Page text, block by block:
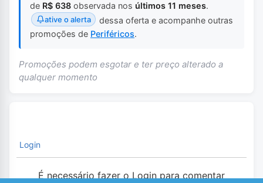
de R$ 638 observada nos últimos 11 meses.
ative o alerta
dessa oferta e acompanhe outras
promoções de Periféricos.
Promoções podem esgotar e ter preço alterado a
qualquer momento
Login
É necessário fazer o Login para comentar